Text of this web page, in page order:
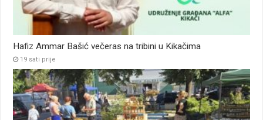
Hafiz Ammar Bašić večeras na tribini u Kikačima
19 sati prije